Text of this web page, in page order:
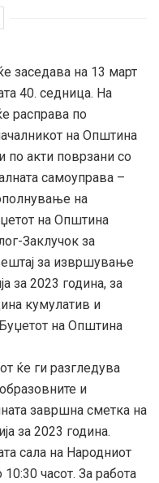
заседава на 13 март
40. седница. На
расправа по
на Општина
по акти поврзани со
самоуправа –
на
на Општина
Заклучок за
за извршување
за 2023 година, за
кумулатив и
на Општина
ќе ги разгледува
и
завршна сметка на
за 2023 година.
сала на Народниот
10:30 часот. За работа